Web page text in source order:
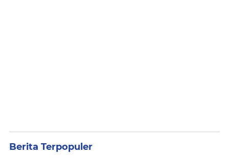
Berita Terpopuler